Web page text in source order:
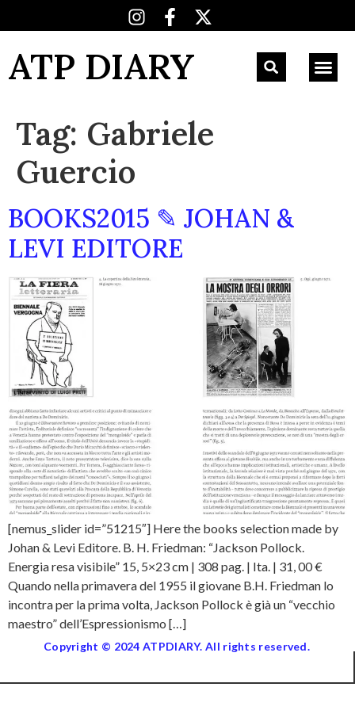
ATP DIARY
Tag: Gabriele
Guercio
BOOKS2015 ✎ JOHAN &
LEVI EDITORE
[nemus_slider id=”51215″] Here the books selection made by
Johan & Levi Editore. B. H. Friedman: “Jackson Pollock.
Energia resa visibile” 15, 5×23 cm | 308 pag. | Ita. | 31, 00 €
Quando nella primavera del 1955 il giovane B.H. Friedman lo
incontra per la prima volta, Jackson Pollock è già un “vecchio
maestro” dell’Espressionismo […]
Copyright © 2024 ATPDIARY. All rights reserved.